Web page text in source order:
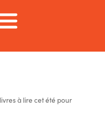
à lire cet été pour